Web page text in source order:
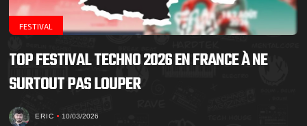
FESTIVAL
TOP FESTIVAL TECHNO 2026 EN FRANCE À NE
SURTOUT PAS LOUPER
ERIC 10/03/2026